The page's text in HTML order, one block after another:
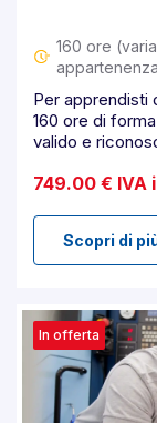
160 ore
Per apprendisti
160 ore di
valido e
749.00 € IVA
Scopri di
In offerta